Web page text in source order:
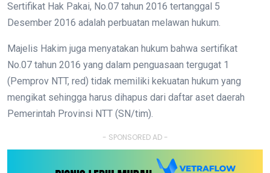
Sertifikat Hak Pakai, No.07 tahun 2016 tertanggal 5
Desember 2016 adalah perbuatan melawan hukum.
Majelis Hakim juga menyatakan hukum bahwa sertifikat
No.07 tahun 2016 yang dalam penguasaan tergugat 1
(Pemprov NTT, red) tidak memiliki kekuatan hukum yang
mengikat sehingga harus dihapus dari daftar aset daerah
Pemerintah Provinsi NTT (SN/tim).
- SPONSORED AD -